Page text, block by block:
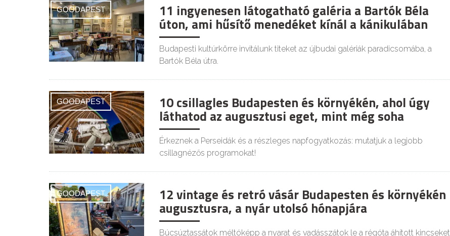
GOODAPEST 11 ingyenesen látogatható galéria a Bartók Béla
úton, ami hűsítő menedéket kínál a kánikulában
Budapesti kultúrkörre invitálunk titeket az újbudai galériák paradicsomába, a
Bartók Béla útra.
GOODAPEST 10 csillagles Budapesten és környékén, ahol úgy
láthatod az augusztusi eget, mint még soha
Érkeznek a Perseidák és a részleges napfogyatkozás: mutatjuk a legjobb
csillagnézős programokat!
GOODAPEST 12 vintage és retró vásár Budapesten és környékén
augusztusra, a nyár utolsó hónapjára
Búcsúztassátok méltóképp a nyarat és vadásszátok le a régóta áhított kincseket